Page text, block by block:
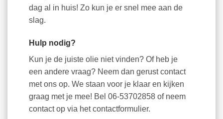
dag al in huis! Zo kun je er snel mee aan de
slag.
Hulp nodig?
Kun je de juiste olie niet vinden? Of heb je
een andere vraag? Neem dan gerust contact
met ons op. We staan voor je klaar en kijken
graag met je mee! Bel 06-53702858 of neem
contact op via het contactformulier.